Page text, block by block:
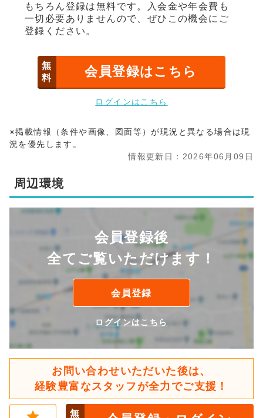
もちろん登録は無料です。入会金や年会費も
一切必要ありませんので、ぜひこの機会にご
登録ください。
無
料
会員登録はこちら
ログインはこちら
※掲載情報（条件や画像、図面等）が現況と異なる場合は現
況を優先します。
情報更新日：2026年06月09日
周辺環境
会員登録後
全てご覧いただけます！
会員登録
ログインはこちら
お問い合わせいただいた後は、
経験豊富なスタッフが全力でご支援！
無